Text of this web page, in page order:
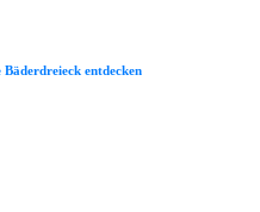
Bäderdreieck entdecken